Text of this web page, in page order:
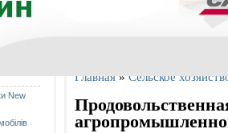
New
Главная»Сельское